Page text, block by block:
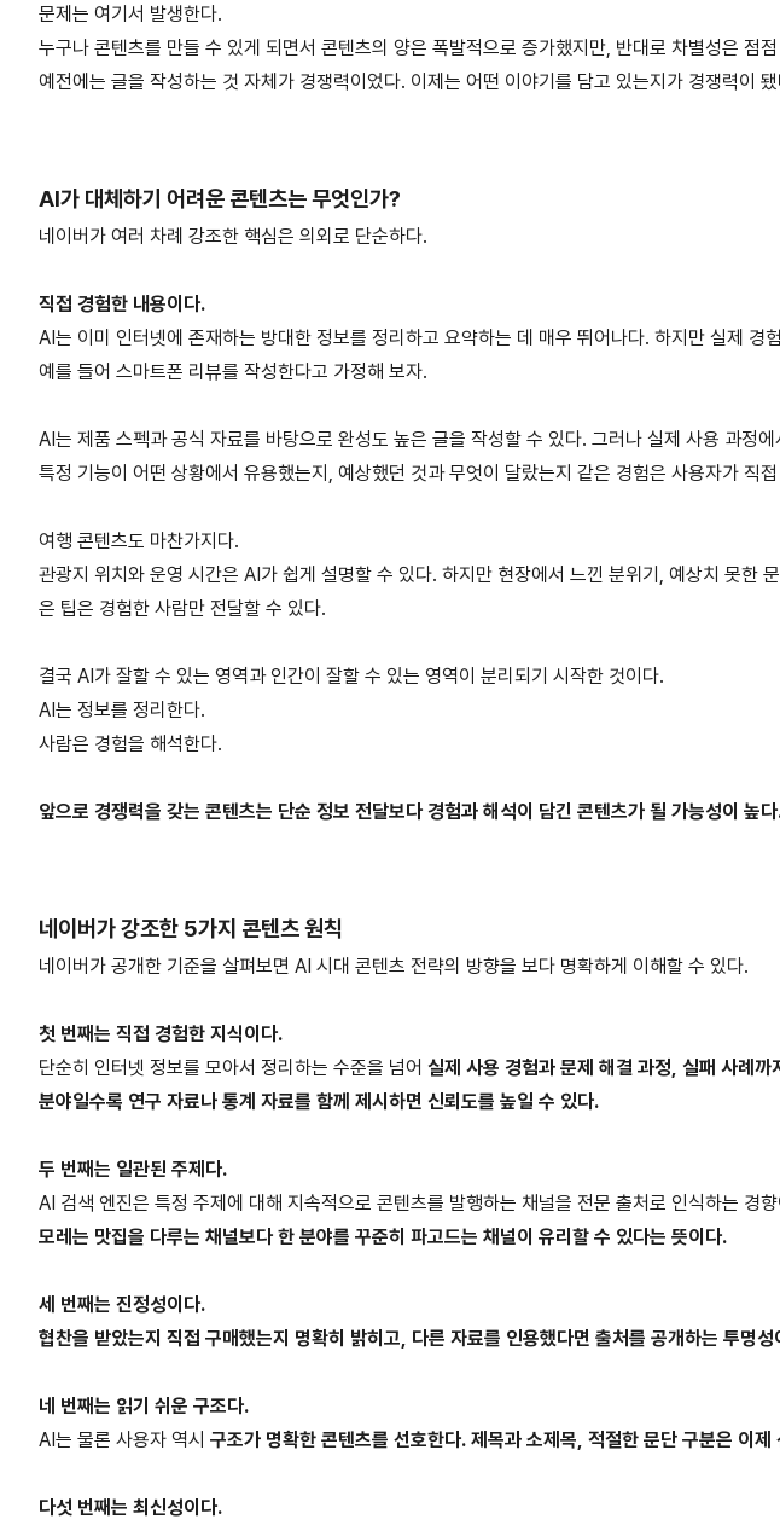
문제는 여기서 발생한다.
누구나 콘텐츠를 만들 수 있게 되면서 콘텐츠의 양은 폭발적으로 증가했지만, 반대로 차별성은 점
예전에는 글을 작성하는 것 자체가 경쟁력이었다. 이제는 어떤 이야기를 담고 있는지가 경쟁력이
AI가 대체하기 어려운 콘텐츠는 무엇인가?
네이버가 여러 차례 강조한 핵심은 의외로 단순하다.
직접 경험한 내용이다.
AI는 이미 인터넷에 존재하는 방대한 정보를 정리하고 요약하는 데 매우 뛰어나다. 하지만 실제 경
예를 들어 스마트폰 리뷰를 작성한다고 가정해 보자.
AI는 제품 스펙과 공식 자료를 바탕으로 완성도 높은 글을 작성할 수 있다. 그러나 실제 사용 과정에
특정 기능이 어떤 상황에서 유용했는지, 예상했던 것과 무엇이 달랐는지 같은 경험은 사용자가 직
여행 콘텐츠도 마찬가지다.
관광지 위치와 운영 시간은 AI가 쉽게 설명할 수 있다. 하지만 현장에서 느낀 분위기, 예상치 못한
은 팁은 경험한 사람만 전달할 수 있다.
결국 AI가 잘할 수 있는 영역과 인간이 잘할 수 있는 영역이 분리되기 시작한 것이다.
AI는 정보를 정리한다.
사람은 경험을 해석한다.
앞으로 경쟁력을 갖는 콘텐츠는 단순 정보 전달보다 경험과 해석이 담긴 콘텐츠가 될 가능성이 높
네이버가 강조한 5가지 콘텐츠 원칙
네이버가 공개한 기준을 살펴보면 AI 시대 콘텐츠 전략의 방향을 보다 명확하게 이해할 수 있다.
첫 번째는 직접 경험한 지식이다.
단순히 인터넷 정보를 모아서 정리하는 수준을 넘어 실제 사용 경험과 문제 해결 과정, 실패 사례
분야일수록 연구 자료나 통계 자료를 함께 제시하면 신뢰도를 높일 수 있다.
두 번째는 일관된 주제다.
AI 검색 엔진은 특정 주제에 대해 지속적으로 콘텐츠를 발행하는 채널을 전문 출처로 인식하는 경
모레는 맛집을 다루는 채널보다 한 분야를 꾸준히 파고드는 채널이 유리할 수 있다는 뜻이다.
세 번째는 진정성이다.
협찬을 받았는지 직접 구매했는지 명확히 밝히고, 다른 자료를 인용했다면 출처를 공개하는 투명
네 번째는 읽기 쉬운 구조다.
AI는 물론 사용자 역시 구조가 명확한 콘텐츠를 선호한다. 제목과 소제목, 적절한 문단 구분은 이
다섯 번째는 최신성이다.